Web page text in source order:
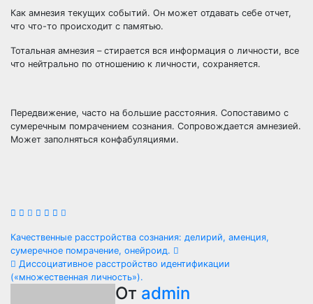
Как амнезия текущих событий. Он может отдавать себе отчет,
что что-то происходит с памятью.
Тотальная амнезия – стирается вся информация о личности, все
что нейтрально по отношению к личности, сохраняется.
Передвижение, часто на большие расстояния. Сопоставимо с
сумеречным помрачением сознания. Сопровождается амнезией.
Может заполняться конфабуляциями.
Навигация
по
Качественные расстройства сознания: делирий, аменция,
сумеречное помрачение, онейроид.
Диссоциативное расстройство идентификации
(«множественная личность»).
От admin